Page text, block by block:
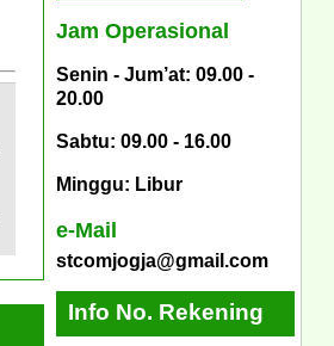
Jam Operasional
Senin - Jum’at: 09.00 -
20.00
Sabtu: 09.00 - 16.00
Minggu: Libur
e-Mail
stcomjogja@gmail.com
Info No. Rekening